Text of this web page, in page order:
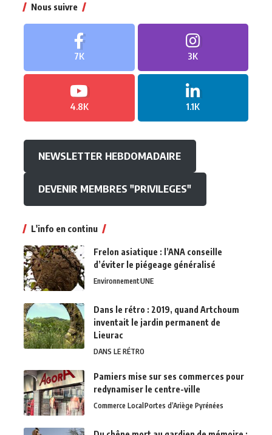
Nous suivre
7K 3K
4.8K 1.1K
NEWSLETTER HEBDOMADAIRE
DEVENIR MEMBRES "PRIVILEGES"
L'info en continu
Frelon asiatique : l’ANA conseille
d’éviter le piégeage généralisé
EnvironnementUNE
Dans le rétro : 2019, quand Artchoum
inventait le jardin permanent de
Lieurac
DANS LE RÉTRO
Pamiers mise sur ses commerces pour
redynamiser le centre-ville
Commerce LocalPortes d’Ariège Pyrénées